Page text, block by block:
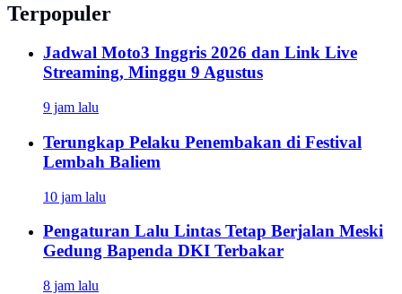
Terpopuler
Jadwal Moto3 Inggris 2026 dan Link Live
Streaming, Minggu 9 Agustus
9 jam lalu
Terungkap Pelaku Penembakan di Festival
Lembah Baliem
10 jam lalu
Pengaturan Lalu Lintas Tetap Berjalan Meski
Gedung Bapenda DKI Terbakar
8 jam lalu